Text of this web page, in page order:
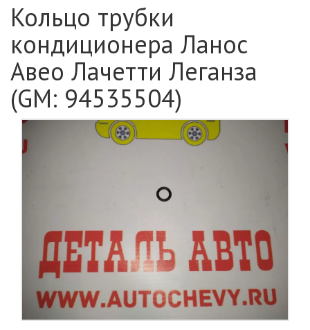
Кольцо трубки
кондиционера Ланос
Авео Лачетти Леганза
(GM: 94535504)